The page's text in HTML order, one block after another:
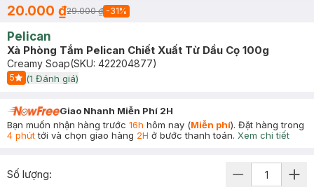
20.000 ₫29.000 ₫ -31%
Pelican
Xà Phòng Tắm Pelican Chiết Xuất Từ Dầu Cọ 100g
Creamy Soap(SKU: 422204877)
5
Start Icon
(1 Đánh giá)
Giao Nhanh Miễn Phí 2H
Bạn muốn nhận hàng trước 16h hôm nay (Miễn phí). Đặt hàng trong
4 phúttới và chọn giao hàng 2H ở bước thanh toán. Xem chi tiết
Số lượng: